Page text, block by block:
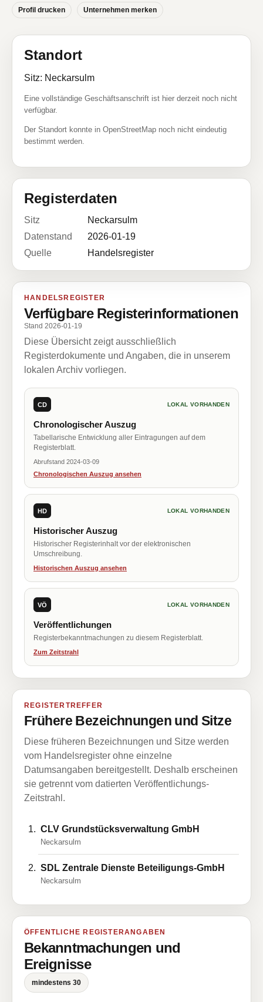
Profil drucken Unternehmen merken
Standort
Sitz: Neckarsulm
Eine vollständige Geschäftsanschrift ist hier derzeit noch nicht
verfügbar.
Der Standort konnte in OpenStreetMap noch nicht eindeutig
bestimmt werden.
Registerdaten
Sitz
Neckarsulm
Datenstand
2026-01-19
Quelle
Handelsregister
HANDELSREGISTER
Verfügbare Registerinformationen
Stand 2026-01-19
Diese Übersicht zeigt ausschließlich
Registerdokumente und Angaben, die in unserem
lokalen Archiv vorliegen.
CD LOKAL VORHANDEN
Chronologischer Auszug
Tabellarische Entwicklung aller Eintragungen auf dem
Registerblatt.
Abrufstand 2024-03-09
Chronologischen Auszug ansehen
HD LOKAL VORHANDEN
Historischer Auszug
Historischer Registerinhalt vor der elektronischen
Umschreibung.
Historischen Auszug ansehen
VÖ LOKAL VORHANDEN
Veröffentlichungen
Registerbekanntmachungen zu diesem Registerblatt.
Zum Zeitstrahl
REGISTERTREFFER
Frühere Bezeichnungen und Sitze
Diese früheren Bezeichnungen und Sitze werden
vom Handelsregister ohne einzelne
Datumsangaben bereitgestellt. Deshalb erscheinen
sie getrennt vom datierten Veröffentlichungs-
Zeitstrahl.
CLV Grundstücksverwaltung GmbH
Neckarsulm
SDL Zentrale Dienste Beteiligungs-GmbH
Neckarsulm
ÖFFENTLICHE REGISTERANGABEN
Bekanntmachungen und
Ereignisse
mindestens 30